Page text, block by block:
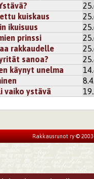
kuiskaus
ikuisuus
prinssi
rakkaudelle
sanoa?
käynyt unelma
vaiko ystävä
Rakkausrunot ry ©